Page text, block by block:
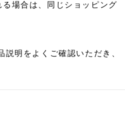
場合は、同じショッピング
明をよくご確認いただき、